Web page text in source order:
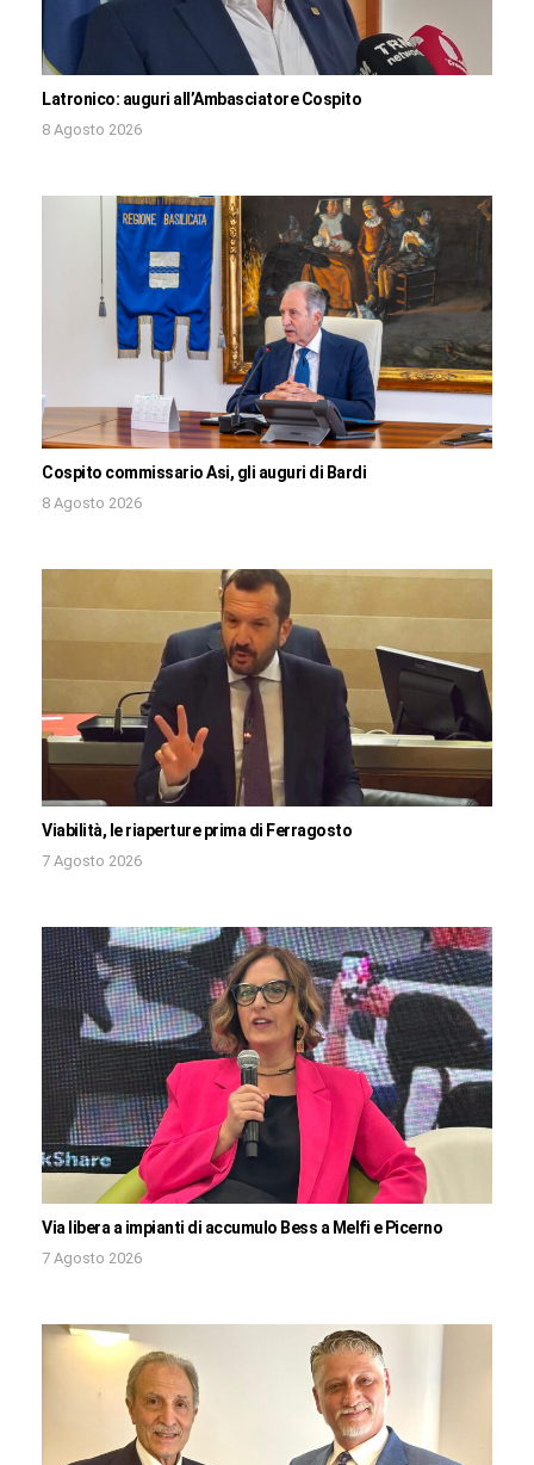
Latronico: auguri all’Ambasciatore Cospito
8 Agosto 2026
Cospito commissario Asi, gli auguri di Bardi
8 Agosto 2026
Viabilità, le riaperture prima di Ferragosto
7 Agosto 2026
Via libera a impianti di accumulo Bess a Melfi e Picerno
7 Agosto 2026